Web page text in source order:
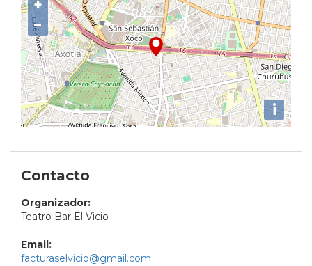
+
−
i
Contacto
Organizador:
Teatro Bar El Vicio
Email:
facturaselvicio@gmail.com